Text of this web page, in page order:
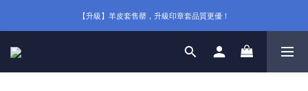
【升級】羊皮套售罄，升級印章套品質更優！